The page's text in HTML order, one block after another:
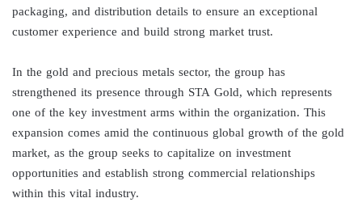
packaging, and distribution details to ensure an exceptional
customer experience and build strong market trust.
In the gold and precious metals sector, the group has
strengthened its presence through STA Gold, which represents
one of the key investment arms within the organization. This
expansion comes amid the continuous global growth of the gold
market, as the group seeks to capitalize on investment
opportunities and establish strong commercial relationships
within this vital industry.